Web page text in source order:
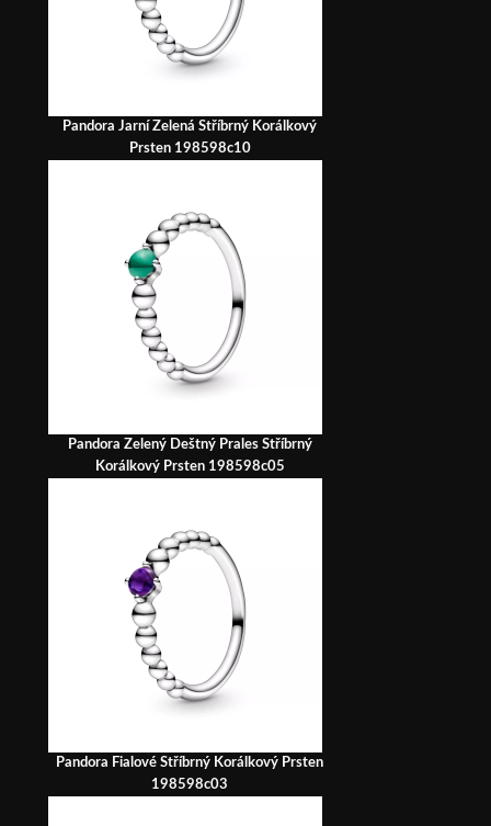
Pandora Jarní Zelená Stříbrný Korálkový
Prsten 198598c10
Pandora Zelený Deštný Prales Stříbrný
Korálkový Prsten 198598c05
Pandora Fialové Stříbrný Korálkový Prsten
198598c03